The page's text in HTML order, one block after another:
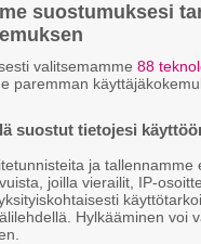
suostumuksesi
valitsemamme 88
paremman
suostut tietojesi
ja
joilla vierailit, IP-
Hylkääminen voi